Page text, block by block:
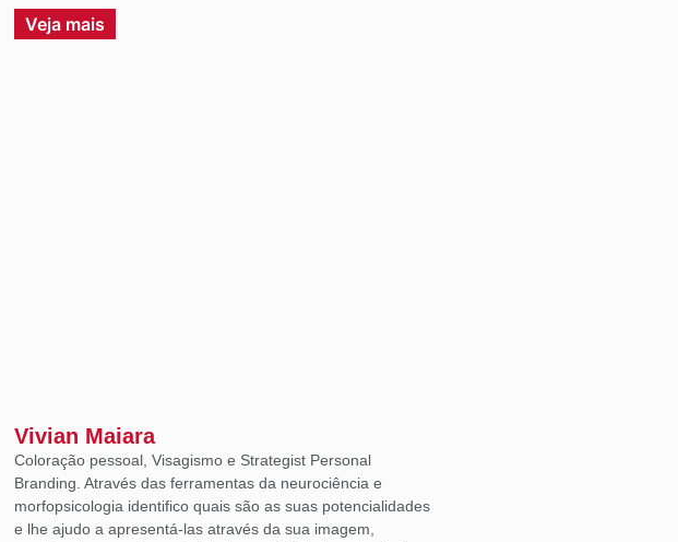
Veja mais
Vivian Maiara
Coloração pessoal, Visagismo e Strategist Personal
Branding. Através das ferramentas da neurociência e
morfopsicologia identifico quais são as suas potencialidades
e lhe ajudo a apresentá-las através da sua imagem,